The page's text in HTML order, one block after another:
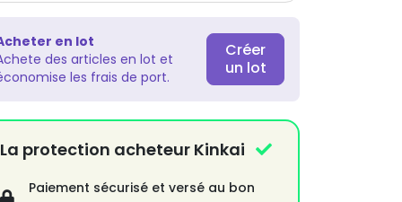
en lot
des articles en lot et
les frais de port.
Créer
un lot
La protection acheteur Kinkai
Paiement sécurisé et versé au bon